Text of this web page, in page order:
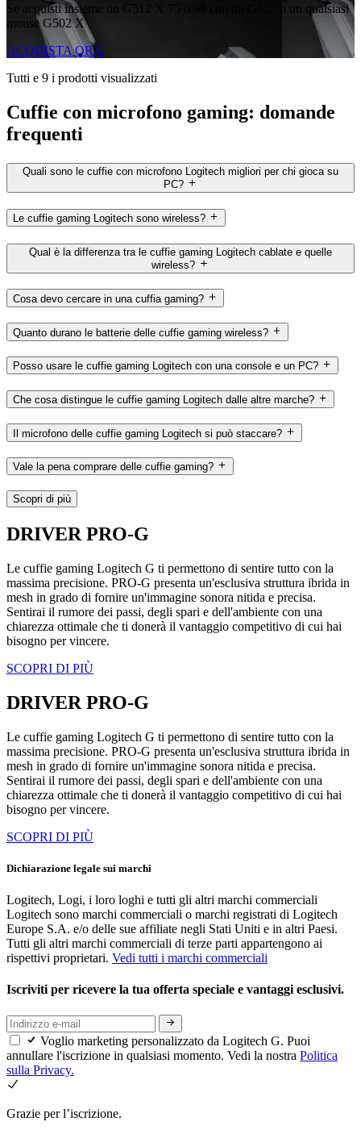
Se acquisti insieme un G512 X 75 o 98 con un G522 o un qualsiasi
mouse G502 X
ACQUISTA ORA
Tutti e 9 i prodotti visualizzati
Cuffie con microfono gaming: domande
frequenti
Quali sono le cuffie con microfono Logitech migliori per chi gioca su
PC?
Le cuffie gaming Logitech sono wireless?
Qual è la differenza tra le cuffie gaming Logitech cablate e quelle
wireless?
Cosa devo cercare in una cuffia gaming?
Quanto durano le batterie delle cuffie gaming wireless?
Posso usare le cuffie gaming Logitech con una console e un PC?
Che cosa distingue le cuffie gaming Logitech dalle altre marche?
Il microfono delle cuffie gaming Logitech si può staccare?
Vale la pena comprare delle cuffie gaming?
Scopri di più
DRIVER PRO-G
Le cuffie gaming Logitech G ti permettono di sentire tutto con la
massima precisione. PRO-G presenta un'esclusiva struttura ibrida in
mesh in grado di fornire un'immagine sonora nitida e precisa.
Sentirai il rumore dei passi, degli spari e dell'ambiente con una
chiarezza ottimale che ti donerà il vantaggio competitivo di cui hai
bisogno per vincere.
SCOPRI DI PIÙ
DRIVER PRO-G
Le cuffie gaming Logitech G ti permettono di sentire tutto con la
massima precisione. PRO-G presenta un'esclusiva struttura ibrida in
mesh in grado di fornire un'immagine sonora nitida e precisa.
Sentirai il rumore dei passi, degli spari e dell'ambiente con una
chiarezza ottimale che ti donerà il vantaggio competitivo di cui hai
bisogno per vincere.
SCOPRI DI PIÙ
Dichiarazione legale sui marchi
Logitech, Logi, i loro loghi e tutti gli altri marchi commerciali
Logitech sono marchi commerciali o marchi registrati di Logitech
Europe S.A. e/o delle sue affiliate negli Stati Uniti e in altri Paesi.
Tutti gli altri marchi commerciali di terze parti appartengono ai
rispettivi proprietari. Vedi tutti i marchi commerciali
Iscriviti per ricevere la tua offerta speciale e vantaggi esclusivi.
Voglio marketing personalizzato da Logitech G. Puoi
annullare l'iscrizione in qualsiasi momento. Vedi la nostra Politica
sulla Privacy.
Grazie per l’iscrizione.